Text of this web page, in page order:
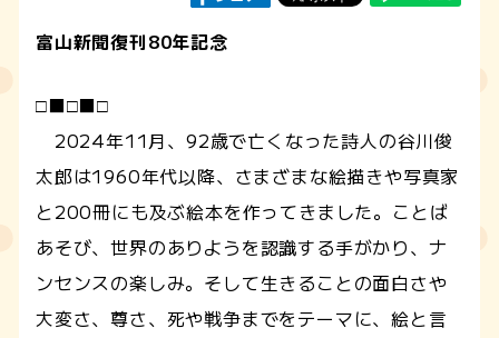
富山新聞復刊80年記念
□■□■□
2024年11月、92歳で亡くなった詩人の谷川俊
太郎は1960年代以降、さまざまな絵描きや写真家
と200冊にも及ぶ絵本を作ってきました。ことば
あそび、世界のありようを認識する手がかり、ナ
ンセンスの楽しみ。そして生きることの面白さや
大変さ、尊さ、死や戦争までをテーマに、絵と言